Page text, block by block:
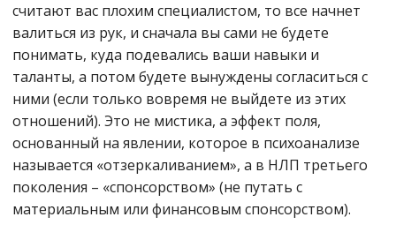
считают вас плохим специалистом, то все начнет
валиться из рук, и сначала вы сами не будете
понимать, куда подевались ваши навыки и
таланты, а потом будете вынуждены согласиться с
ними (если только вовремя не выйдете из этих
отношений). Это не мистика, а эффект поля,
основанный на явлении, которое в психоанализе
называется «отзеркаливанием», а в НЛП третьего
поколения – «спонсорством» (не путать с
материальным или финансовым спонсорством).